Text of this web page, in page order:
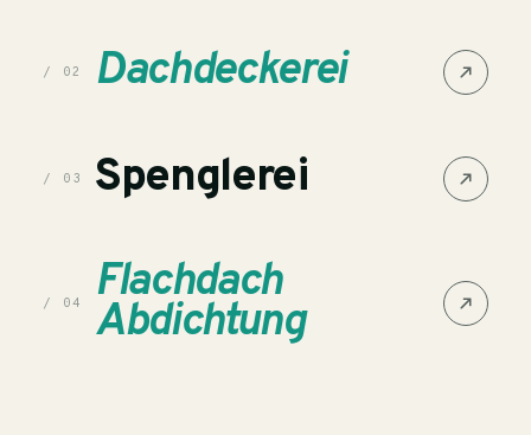
/ 02 Dachdeckerei
/ 03 Spenglerei
/ 04 Flachdach
Abdichtung